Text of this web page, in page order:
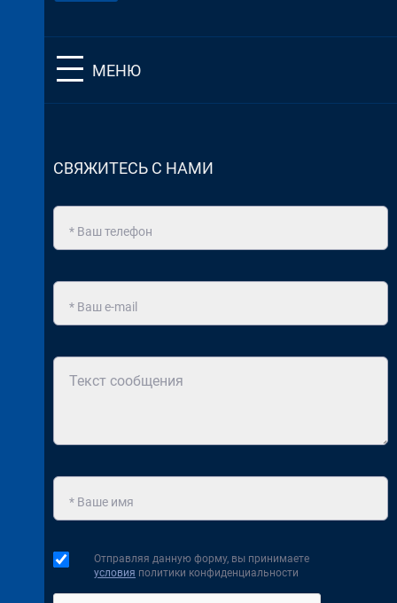
МЕНЮ
СВЯЖИТЕСЬ С НАМИ
Отправляя данную форму, вы принимаете
условия политики конфиденциальности